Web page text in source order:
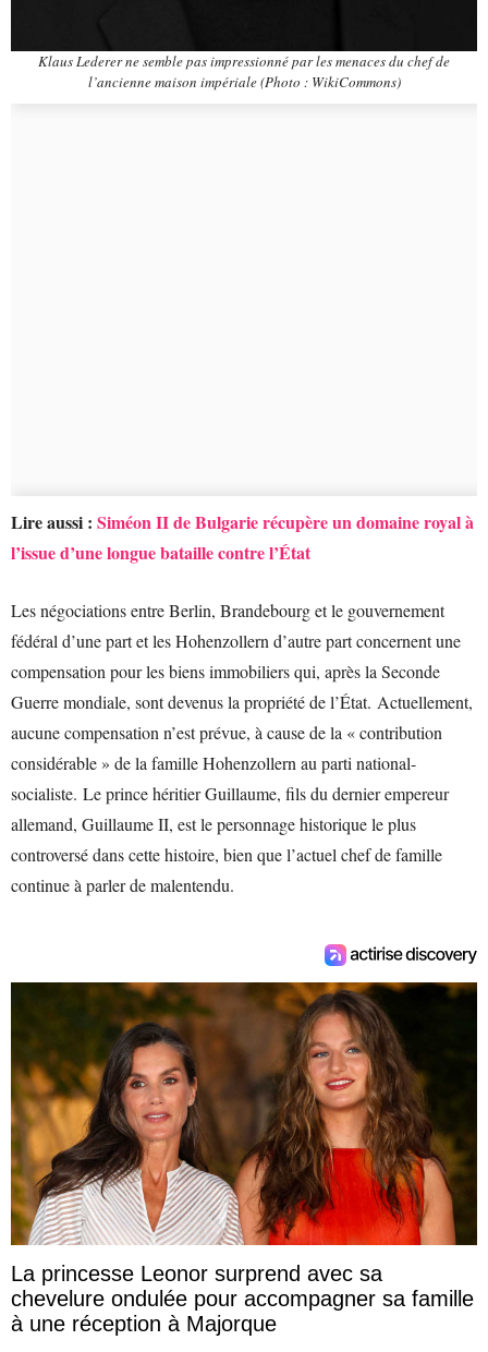
Klaus Lederer ne semble pas impressionné par les menaces du chef de
l’ancienne maison impériale (Photo : WikiCommons)
Lire aussi : Siméon II de Bulgarie récupère un domaine royal à
l’issue d’une longue bataille contre l’État
Les négociations entre Berlin, Brandebourg et le gouvernement
fédéral d’une part et les Hohenzollern d’autre part concernent une
compensation pour les biens immobiliers qui, après la Seconde
Guerre mondiale, sont devenus la propriété de l’État. Actuellement,
aucune compensation n’est prévue, à cause de la « contribution
considérable » de la famille Hohenzollern au parti national-
socialiste. Le prince héritier Guillaume, fils du dernier empereur
allemand, Guillaume II, est le personnage historique le plus
controversé dans cette histoire, bien que l’actuel chef de famille
continue à parler de malentendu.
La princesse Leonor surprend avec sa
chevelure ondulée pour accompagner sa famille
à une réception à Majorque